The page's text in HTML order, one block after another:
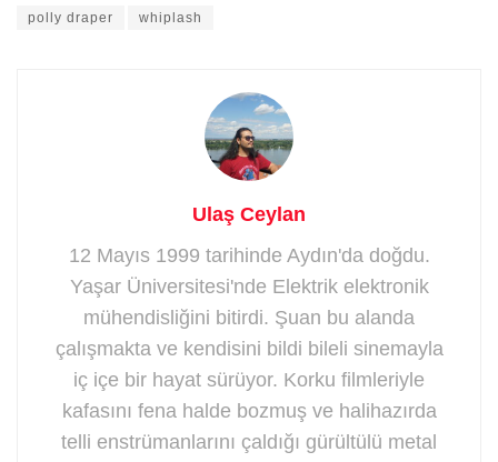
polly draper whiplash
Ulaş Ceylan
12 Mayıs 1999 tarihinde Aydın'da doğdu.
Yaşar Üniversitesi'nde Elektrik elektronik
mühendisliğini bitirdi. Şuan bu alanda
çalışmakta ve kendisini bildi bileli sinemayla
iç içe bir hayat sürüyor. Korku filmleriyle
kafasını fena halde bozmuş ve halihazırda
telli enstrümanlarını çaldığı gürültülü metal